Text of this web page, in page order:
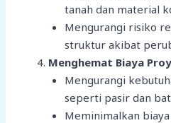
tanah dan material
Mengurangi risiko
struktur akibat
Menghemat Biaya
Mengurangi
seperti pasir dan
Meminimalkan